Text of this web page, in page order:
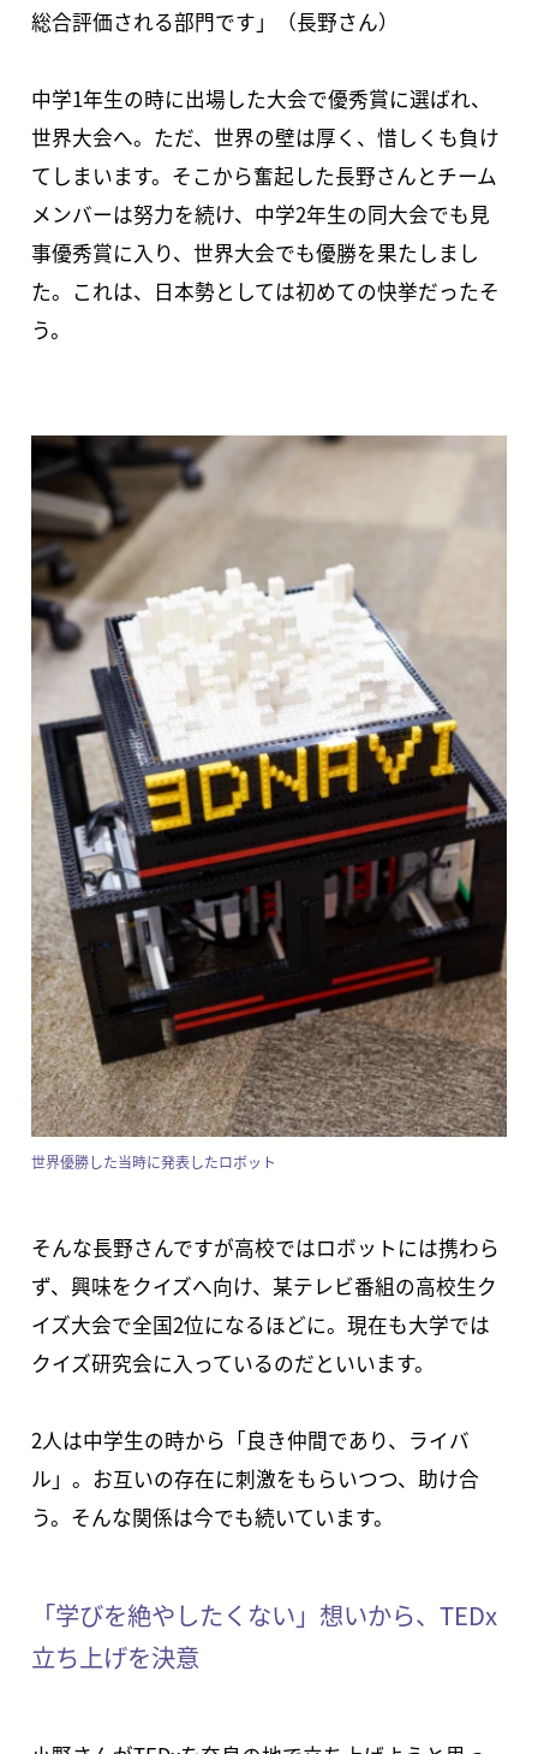
総合評価される部門です」（長野さん）
中学1年生の時に出場した大会で優秀賞に選ばれ、
世界大会へ。ただ、世界の壁は厚く、惜しくも負け
てしまいます。そこから奮起した長野さんとチーム
メンバーは努力を続け、中学2年生の同大会でも見
事優秀賞に入り、世界大会でも優勝を果たしまし
た。これは、日本勢としては初めての快挙だったそ
う。
世界優勝した当時に発表したロボット
そんな長野さんですが高校ではロボットには携わら
ず、興味をクイズへ向け、某テレビ番組の高校生ク
イズ大会で全国2位になるほどに。現在も大学では
クイズ研究会に入っているのだといいます。
2人は中学生の時から「良き仲間であり、ライバ
ル」。お互いの存在に刺激をもらいつつ、助け合
う。そんな関係は今でも続いています。
「学びを絶やしたくない」想いから、TEDx
立ち上げを決意